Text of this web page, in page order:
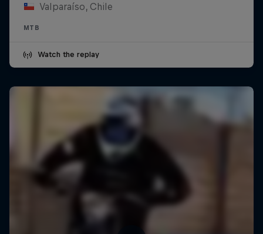
Valparaíso, Chile
MTB
Watch the replay